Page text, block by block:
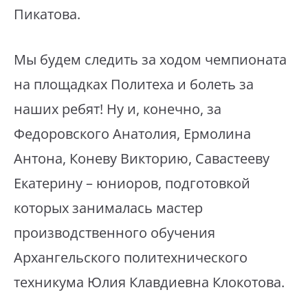
Пикатова.
Мы будем следить за ходом чемпионата
на площадках Политеха и болеть за
наших ребят! Ну и, конечно, за
Федоровского Анатолия, Ермолина
Антона, Коневу Викторию, Савастееву
Екатерину – юниоров, подготовкой
которых занималась мастер
производственного обучения
Архангельского политехнического
техникума Юлия Клавдиевна Клокотова.